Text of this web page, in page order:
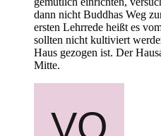
dann nicht Buddhas Weg
ersten Lehrrede heißt es
sollten nicht kultiviert
Haus gezogen ist. Der
Mitte.